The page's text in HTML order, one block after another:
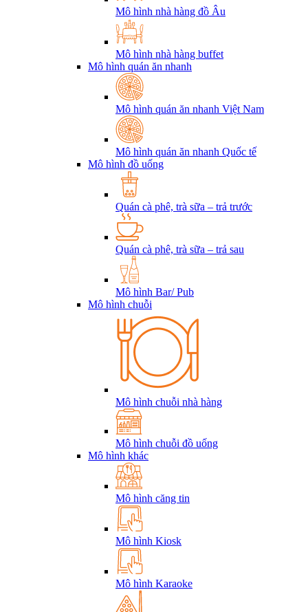
Mô hình nhà hàng đồ Âu
Mô hình nhà hàng buffet
Mô hình quán ăn nhanh
Mô hình quán ăn nhanh Việt Nam
Mô hình quán ăn nhanh Quốc tế
Mô hình đồ uống
Quán cà phê, trà sữa – trả trước
Quán cà phê, trà sữa – trả sau
Mô hình Bar/ Pub
Mô hình chuỗi
Mô hình chuỗi nhà hàng
Mô hình chuỗi đồ uống
Mô hình khác
Mô hình căng tin
Mô hình Kiosk
Mô hình Karaoke